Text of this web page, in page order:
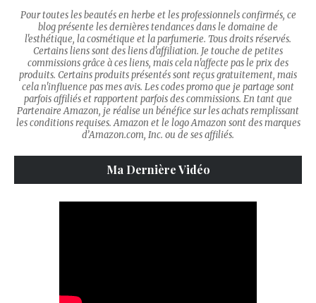
Pour toutes les beautés en herbe et les professionnels confirmés, ce
blog présente les dernières tendances dans le domaine de
l'esthétique, la cosmétique et la parfumerie. Tous droits réservés.
Certains liens sont des liens d'affiliation. Je touche de petites
commissions grâce à ces liens, mais cela n'affecte pas le prix des
produits. Certains produits présentés sont reçus gratuitement, mais
cela n'influence pas mes avis. Les codes promo que je partage sont
parfois affiliés et rapportent parfois des commissions. En tant que
Partenaire Amazon, je réalise un bénéfice sur les achats remplissant
les conditions requises. Amazon et le logo Amazon sont des marques
d’Amazon.com, Inc. ou de ses affiliés.
Ma Dernière Vidéo